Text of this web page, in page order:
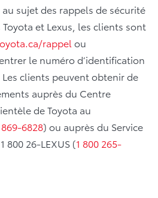
sujet des rappels de sécurité
et Lexus, les clients sont
rappel ou
le numéro d’identification
clients peuvent obtenir de
auprès du Centre
de Toyota au
869-6828) ou auprès du Service
800 26-LEXUS (1 800 265-